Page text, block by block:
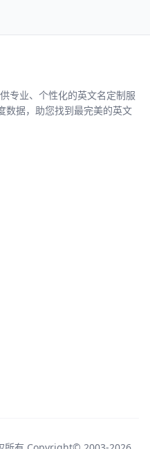
专业、个性化的英文名定制服
数据，助您找到最完美的英文